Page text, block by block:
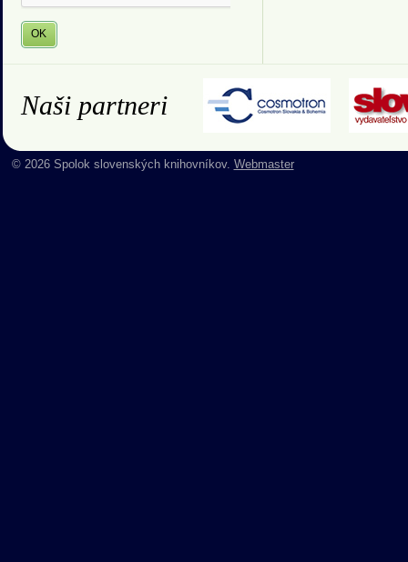
Naši partneri
© 2026 Spolok slovenských knihovníkov. Webmaster